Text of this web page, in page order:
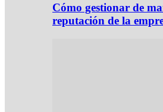
Cómo gestionar de
reputación de la